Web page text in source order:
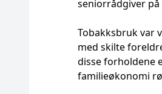
seniorrådgiver
Tobakksbruk var
med skilte
disse forholdene
familieøkonomi